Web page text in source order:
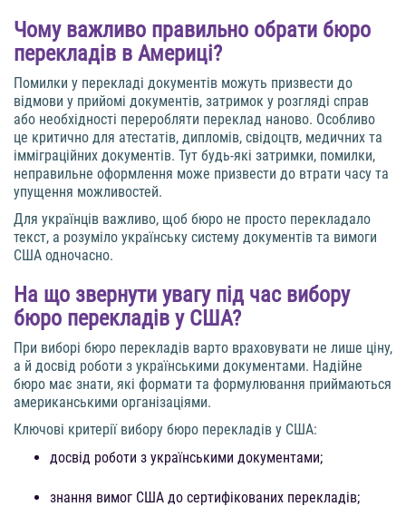
Чому важливо правильно обрати бюро
перекладів в Америці?
Помилки у перекладі документів можуть призвести до
відмови у прийомі документів, затримок у розгляді справ
або необхідності переробляти переклад наново. Особливо
це критично для атестатів, дипломів, свідоцтв, медичних та
імміграційних документів. Тут будь-які затримки, помилки,
неправильне оформлення може призвести до втрати часу та
упущення можливостей.
Для українців важливо, щоб бюро не просто перекладало
текст, а розуміло українську систему документів та вимоги
США одночасно.
На що звернути увагу під час вибору
бюро перекладів у США?
При виборі бюро перекладів варто враховувати не лише ціну,
а й досвід роботи з українськими документами. Надійне
бюро має знати, які формати та формулювання приймаються
американськими організаціями.
Ключові критерії вибору бюро перекладів у США:
досвід роботи з українськими документами;
знання вимог США до сертифікованих перекладів;